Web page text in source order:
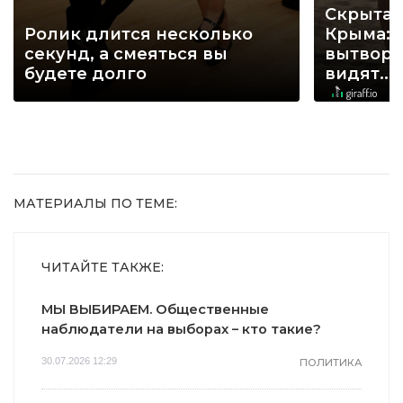
Ролик длится несколько
секунд, а смеяться вы
будете долго
Крыма:
видят...
МАТЕРИАЛЫ ПО ТЕМЕ:
ЧИТАЙТЕ ТАКЖЕ:
МЫ ВЫБИРАЕМ. Общественные
наблюдатели на выборах – кто такие?
30.07.2026 12:29 ПОЛИТИКА